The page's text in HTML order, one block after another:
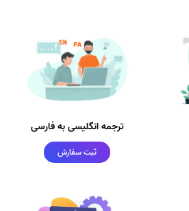
ترجمه انگلیسی به فارسی
ثبت سفارش